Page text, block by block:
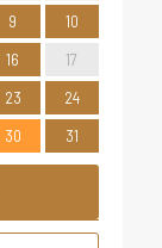
9
10
16
17
23
24
30 31